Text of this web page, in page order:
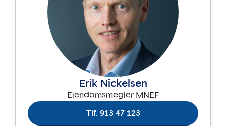
Erik Nickelsen
Eiendomsmegler MNEF
Tlf. 913 47 123